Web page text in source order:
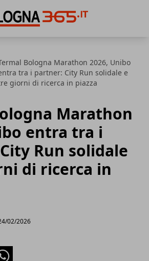
Bologna Marathon 2026, Unibo
tra i partner: City Run solidale e
giorni di ricerca in piazza
Marathon
entra tra i
Run solidale
di ricerca in
02/2026